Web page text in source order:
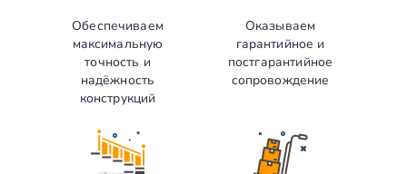
Обеспечиваем
максимальную
точность и
надёжность
конструкций
Оказываем
гарантийное и
постгарантийное
сопровождение